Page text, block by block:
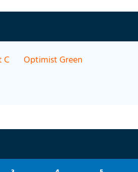
C Optimist Green